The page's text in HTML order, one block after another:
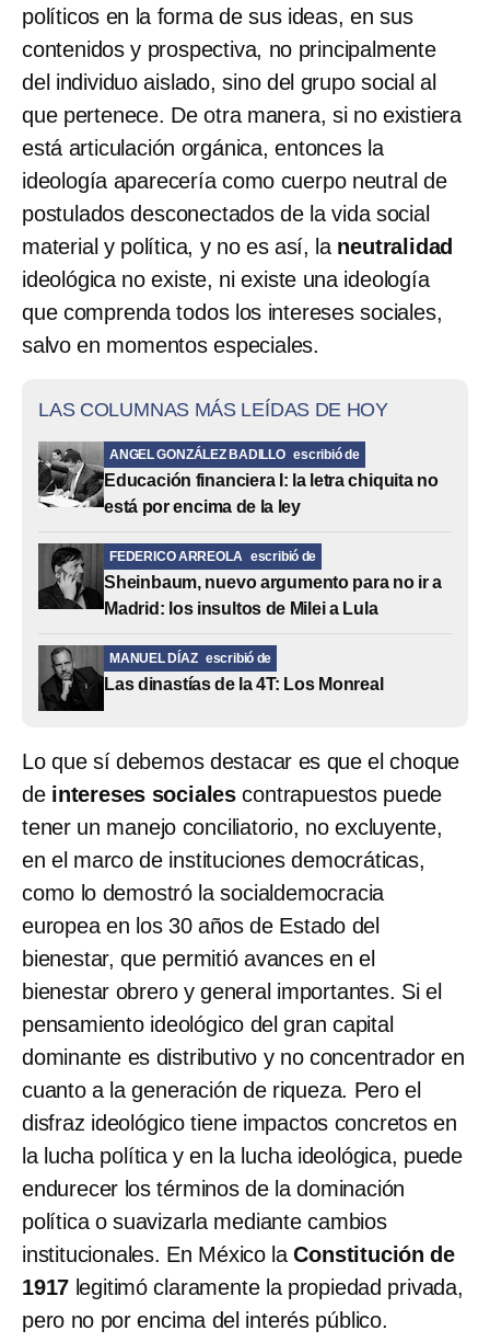
políticos en la forma de sus ideas, en sus
contenidos y prospectiva, no principalmente
del individuo aislado, sino del grupo social al
que pertenece. De otra manera, si no existiera
está articulación orgánica, entonces la
ideología aparecería como cuerpo neutral de
postulados desconectados de la vida social
material y política, y no es así, la neutralidad
ideológica no existe, ni existe una ideología
que comprenda todos los intereses sociales,
salvo en momentos especiales.
LAS COLUMNAS MÁS LEÍDAS DE HOY
ANGEL GONZÁLEZ BADILLO escribió de
Educación financiera I: la letra chiquita no
está por encima de la ley
FEDERICO ARREOLA escribió de
Sheinbaum, nuevo argumento para no ir a
Madrid: los insultos de Milei a Lula
MANUEL DÍAZ escribió de
Las dinastías de la 4T: Los Monreal
Lo que sí debemos destacar es que el choque
de intereses socialescontrapuestos puede
tener un manejo conciliatorio, no excluyente,
en el marco de instituciones democráticas,
como lo demostró la socialdemocracia
europea en los 30 años de Estado del
bienestar, que permitió avances en el
bienestar obrero y general importantes. Si el
pensamiento ideológico del gran capital
dominante es distributivo y no concentrador en
cuanto a la generación de riqueza. Pero el
disfraz ideológico tiene impactos concretos en
la lucha política y en la lucha ideológica, puede
endurecer los términos de la dominación
política o suavizarla mediante cambios
institucionales. En México laConstitución de
1917 legitimó claramente la propiedad privada,
pero no por encima del interés público.